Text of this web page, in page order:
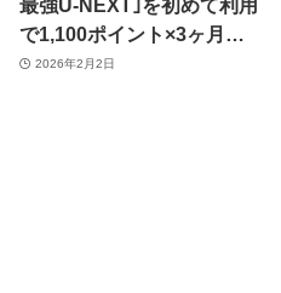
最強U-NEXT｣を初めて利用
で1,100ポイント×3ヶ月間
還元するキャンペーンを開
2026年2月2日